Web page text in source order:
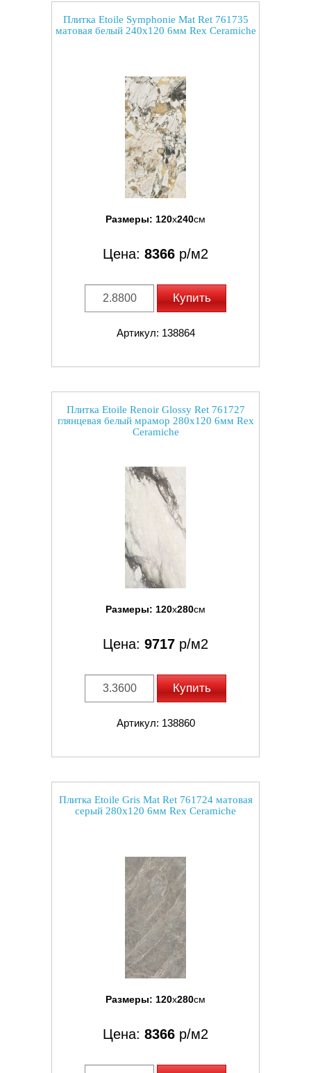
Плитка Etoile Symphonie Mat Ret 761735
матовая белый 240x120 6мм Rex Ceramiche
Размеры: 120x240см
Цена: 8366 р/м2
Купить
Артикул: 138864
Плитка Etoile Renoir Glossy Ret 761727
глянцевая белый мрамор 280x120 6мм Rex
Ceramiche
Размеры: 120x280см
Цена: 9717 р/м2
Купить
Артикул: 138860
Плитка Etoile Gris Mat Ret 761724 матовая
серый 280x120 6мм Rex Ceramiche
Размеры: 120x280см
Цена: 8366 р/м2